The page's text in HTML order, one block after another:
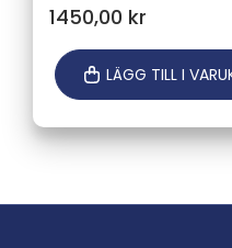
1450,00 kr
LÄGG TILL I